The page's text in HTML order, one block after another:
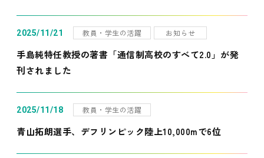
2025/11/21 教員・学生の活躍 お知らせ
手島純特任教授の著書「通信制高校のすべて2.0」が発
刊されました
2025/11/18 教員・学生の活躍
青山拓朗選手、デフリンピック陸上10,000mで6位